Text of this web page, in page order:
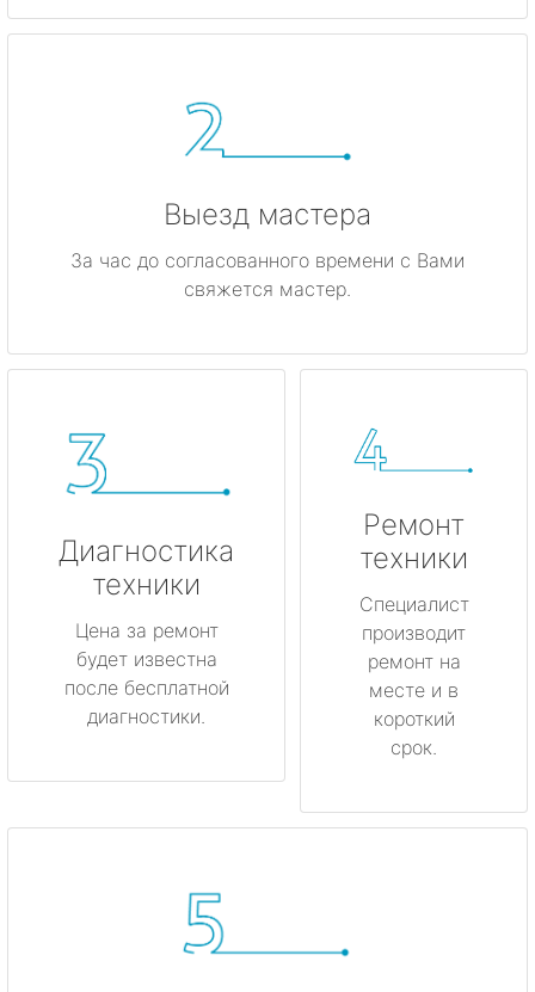
Выезд мастера
За час до согласованного времени с Вами
свяжется мастер.
Диагностика
техники
Цена за ремонт
будет известна
после бесплатной
диагностики.
Ремонт
техники
Специалист
производит
ремонт на
месте и в
короткий
срок.